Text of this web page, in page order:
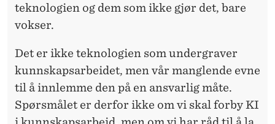
teknologien og dem som ikke gjør det, bare
vokser.
Det er ikke teknologien som undergraver
kunnskapsarbeidet, men vår manglende evne
til å innlemme den på en ansvarlig måte.
Spørsmålet er derfor ikke om vi skal forby KI